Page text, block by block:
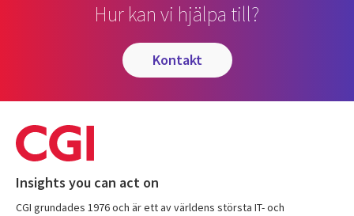
Hur kan vi hjälpa till?
kontakt
Insights you can act on
CGI grundades 1976 och är ett av världens största IT- och